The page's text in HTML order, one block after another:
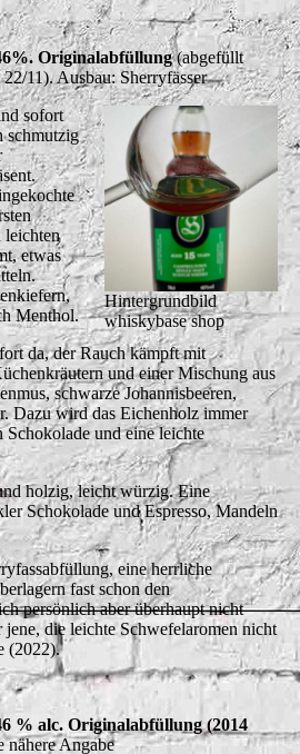
Originalabfüllung(abgefüllt
11). Ausbau: Sherryfässer
Hintergrundbild
whiskybase shop
sofort
schmutzig
etwas
Menthol.
da, der Rauch kämpft mit
und einer Mischung aus
schwarze Johannisbeeren,
Dazu wird das Eichenholz immer
und eine leichte
holzig, leicht würzig. Eine
Schokolade und Espresso, Mandeln
eine herrliche
fast schon den
persönlich aber überhaupt nicht
die leichte Schwefelaromen nicht
(2022).
% alc. Originalabfüllung (2014
nähere Angabe